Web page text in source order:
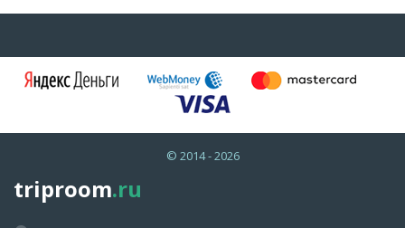
© 2014 - 2026
triproom.ru